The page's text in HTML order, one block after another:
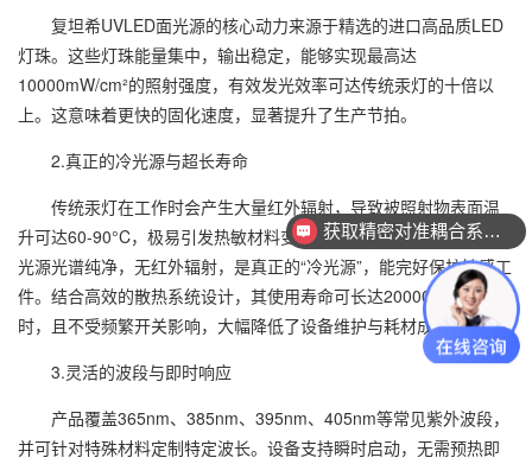
复坦希UVLED面光源的核心动力来源于精选的进口高品质LED
灯珠。这些灯珠能量集中，输出稳定，能够实现最高达
10000mW/cm²的照射强度，有效发光效率可达传统汞灯的十倍以
上。这意味着更快的固化速度，显著提升了生产节拍。
2.真正的冷光源与超长寿命
传统汞灯在工作时会产生大量红外辐射，导致被照射物表面温
升可达60-90°C，极易引发热敏材料变形或精密元件位移。复坦希面
光源光谱纯净，无红外辐射，是真正的“冷光源”，能完好保护敏感工
件。结合高效的散热系统设计，其使用寿命可长达20000至30000小
时，且不受频繁开关影响，大幅降低了设备维护与耗材成本。
3.灵活的波段与即时响应
产品覆盖365nm、385nm、395nm、405nm等常见紫外波段，
并可针对特殊材料定制特定波长。设备支持瞬时启动，无需预热即
获取精密对准耦合系统技术方案